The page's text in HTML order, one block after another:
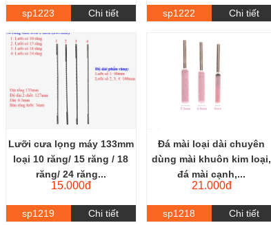
sp1223 Chi tiết sp1222 Chi tiết
Lưỡi cưa lọng máy 133mm
loại 10 răng/ 15 răng / 18
răng/ 24 răng...
15.000đ
sp1219 Chi tiết
Đá mài loại dài chuyên
dùng mài khuôn kim loại,
đá mài cạnh,...
21.000đ
sp1218 Chi tiết